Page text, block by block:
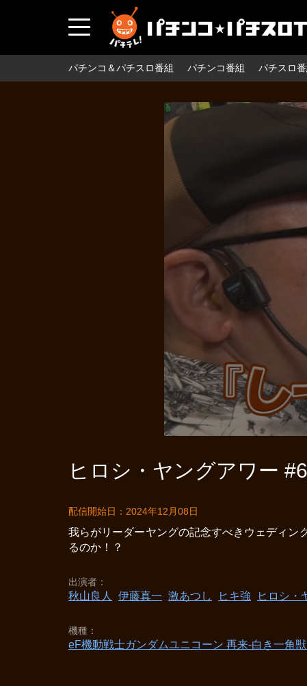
パチンコ＆パチスロ番組 パチンコ番組 パチスロ番
ヒロシ・ヤングアワー
配信開始日：2024年12月08日
我らがリーダーヤングの記念すべきウェディン
るのか！？
出演者
秋山良人 伊藤真一 激あつし ヒキ強 ヒロシ・
機種
eF機動戦士ガンダムユニコーン 再来‐白き一角